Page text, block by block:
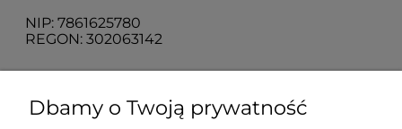
NIP: 7861625780
REGON: 302063142
O nas
Dbamy o Twoją prywatność